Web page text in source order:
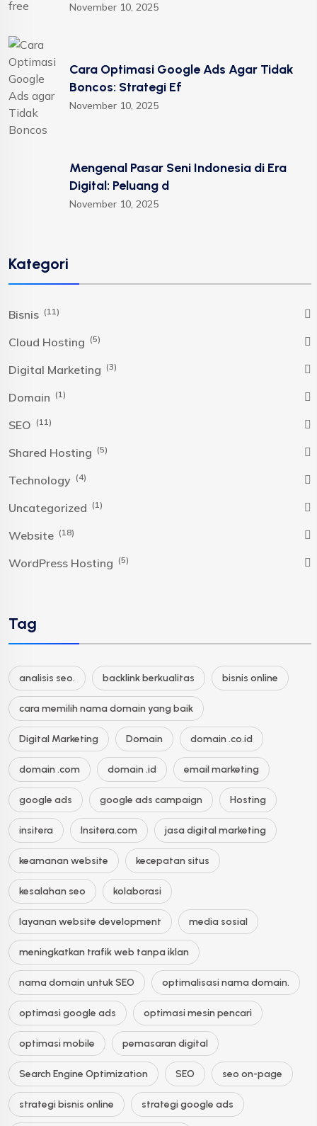
November 10, 2025
Cara Optimasi Google Ads Agar Tidak
Boncos: Strategi Ef
November 10, 2025
Mengenal Pasar Seni Indonesia di Era
Digital: Peluang d
November 10, 2025
Kategori
Bisnis (11)
Cloud Hosting (5)
Digital Marketing (3)
Domain (1)
SEO (11)
Shared Hosting (5)
Technology (4)
Uncategorized (1)
Website (18)
WordPress Hosting (5)
Tag
analisis seo. backlink berkualitas bisnis online
cara memilih nama domain yang baik
Digital Marketing Domain domain .co.id
domain .com domain .id email marketing
google ads google ads campaign Hosting
insitera Insitera.com jasa digital marketing
keamanan website kecepatan situs
kesalahan seo kolaborasi
layanan website development media sosial
meningkatkan trafik web tanpa iklan
nama domain untuk SEO optimalisasi nama domain.
optimasi google ads optimasi mesin pencari
optimasi mobile pemasaran digital
Search Engine Optimization SEO seo on-page
strategi bisnis online strategi google ads